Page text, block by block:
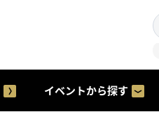
イベントから探す